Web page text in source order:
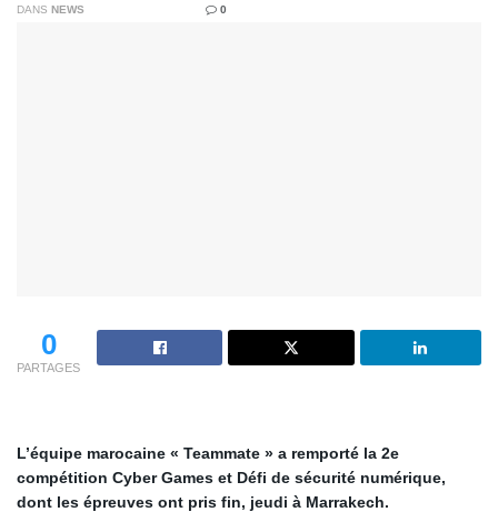
DANS NEWS 0
0
PARTAGES
L’équipe marocaine « Teammate » a remporté la 2e
compétition Cyber Games et Défi de sécurité numérique,
dont les épreuves ont pris fin, jeudi à Marrakech.